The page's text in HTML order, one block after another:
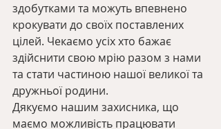
здобутками та можуть впевнено
крокувати до своїх поставлених
цілей. Чекаємо усіх хто бажає
здійснити свою мрію разом з нами
та стати частиною нашої великої та
дружньої родини.
Дякуємо нашим захисника, що
маємо можливість працювати